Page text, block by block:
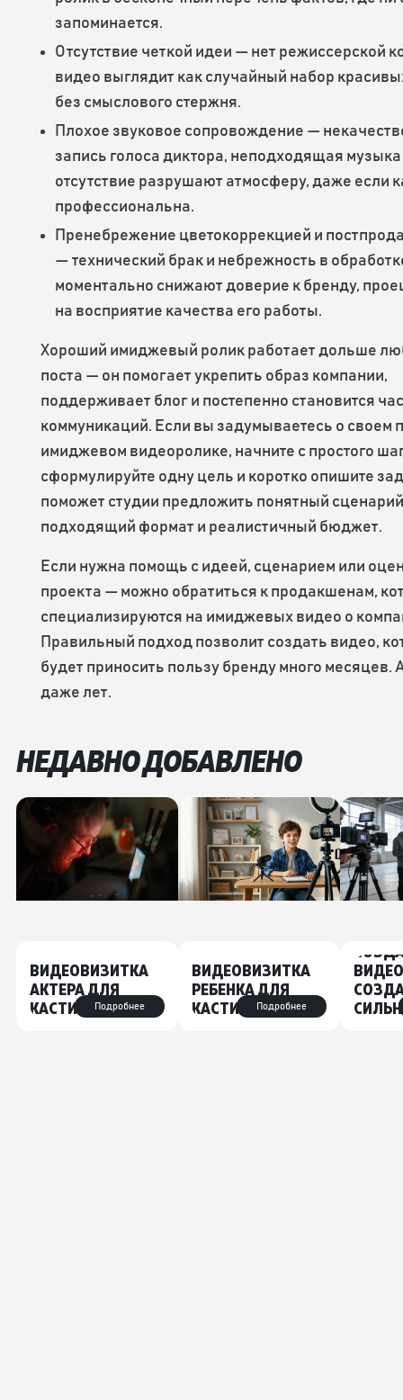
запоминается.
Отсутствие четкой идеи — нет режиссерской
видео выглядит как случайный набор
без смыслового стержня.
Плохое звуковое сопровождение —
запись голоса диктора, неподходящая
отсутствие разрушают атмосферу, даже если
профессиональна.
Пренебрежение цветокоррекцией и
— технический брак и небрежность в
моментально снижают доверие к бренду,
на восприятие качества его работы.
Хороший имиджевый ролик работает дольше
поста — он помогает укрепить образ компании,
поддерживает блог и постепенно становится
коммуникаций. Если вы задумываетесь о своем
имиджевом видеоролике, начните с простого
сформулируйте одну цель и коротко опишите
поможет студии предложить понятный
подходящий формат и реалистичный бюджет.
Если нужна помощь с идеей, сценарием или
проекта — можно обратиться к продакшенам,
специализируются на имиджевых видео о
Правильный подход позволит создать видео,
будет приносить пользу бренду много месяцев.
даже лет.
НЕДАВНО ДОБАВЛЕНО
ВИДЕОВИЗИТКА
АКТЕРА ДЛЯ
КАСТИНГАПодробнее
ВИДЕОВИЗИТКА
РЕБЕНКА ДЛЯ
КАСТИНГАПодробнее